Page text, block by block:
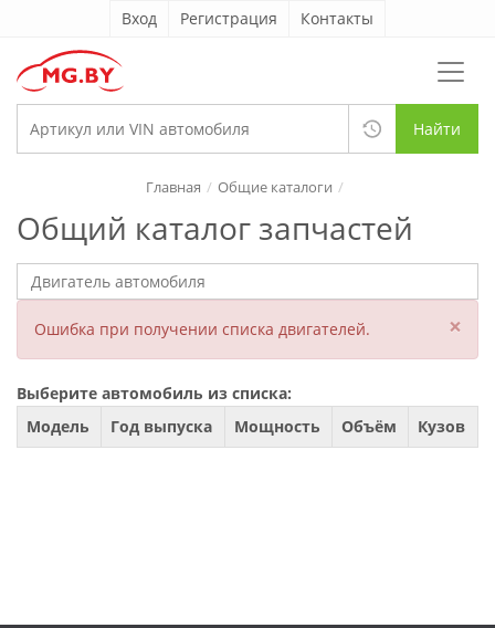
Вход Регистрация Контакты
Найти
Общий каталог запчастей
Главная Общие каталоги
Ошибка при получении списка двигателей. ×
Выберите автомобиль из списка:
Модель
Год выпуска Мощность Объём Кузов